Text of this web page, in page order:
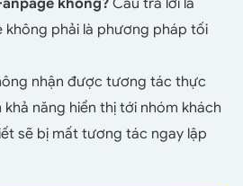
không? Câu trả lời là
không phải là phương pháp tối
nhận được tương tác thực
năng hiển thị tới nhóm khách
sẽ bị mất tương tác ngay lập